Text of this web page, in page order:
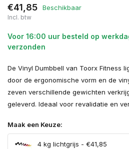
€41,85 Beschikbaar
Incl. btw
Voor 16:00 uur besteld op
verzonden
De Vinyl Dumbbell van Toorx Fitness
door de ergonomische vorm en de
zeven verschillende gewichten
geleverd. Ideaal voor revalidatie en
Maak een Keuze:
4 kg lichtgrijs - €41,85